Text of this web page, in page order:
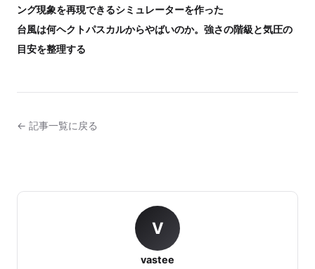
ング現象を再現できるシミュレーターを作った
台風は何ヘクトパスカルからやばいのか。強さの階級と気圧の
目安を整理する
← 記事一覧に戻る
V
vastee